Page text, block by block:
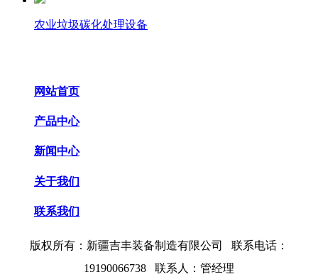
农业垃圾碳化处理设备
网站首页
产品中心
新闻中心
关于我们
联系我们
版权所有： 新疆吉丰装备制造有限公司 联系电话：
19190066738 联系人：管经理